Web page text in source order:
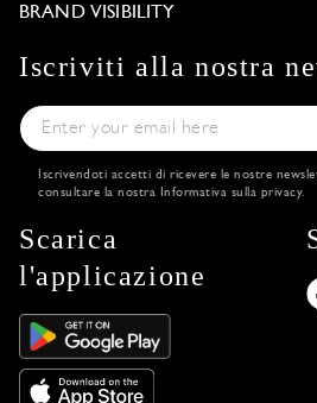
BRAND VISIBILITY
Iscriviti alla nostra
Iscrivendoti accetti di ricevere le nostre
consultare la nostra
Informativa sulla privacy.
Scarica
l'applicazione